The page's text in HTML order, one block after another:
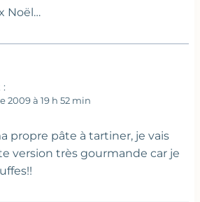
Noël…
2009 à 19 h 52 min
propre pâte à tartiner, je vais
version très gourmande car je